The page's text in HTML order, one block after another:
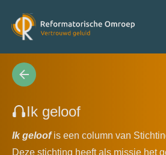
Ik geloof
Ik geloofis een column van
Deze stichting heeft als missie het